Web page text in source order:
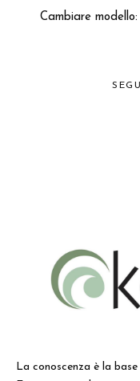
Cambiare
La conoscenza è la